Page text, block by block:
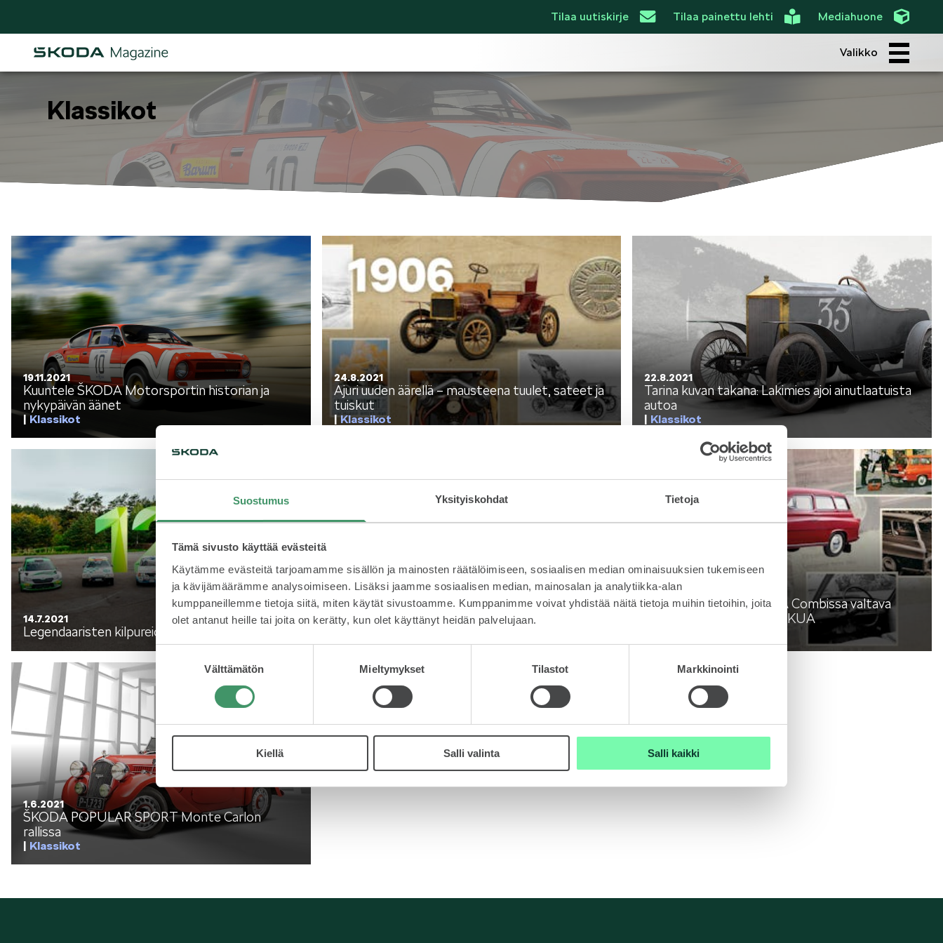
Suostumus Yksityiskohdat Tietoja
Tämä sivusto käyttää evästeitä
Käytämme evästeitä tarjoamamme sisällön ja mainosten räätälöimiseen, sosiaalisen median ominaisuuksien tukemiseen
ja kävijämäärämme analysoimiseen. Lisäksi jaamme sosiaalisen median, mainosalan ja analytiikka-alan
kumppaneillemme tietoja siitä, miten käytät sivustoamme. Kumppanimme voivat yhdistää näitä tietoja muihin tietoihin, joita
olet antanut heille tai joita on kerätty, kun olet käyttänyt heidän palvelujaan.
Suostumuksen
Välttämätön Mieltymykset Tilastot Markkinointi
Kiellä Salli valinta Salli kaikki
Tilaa uutiskirje Tilaa painettu lehti Mediahuone
Valikko
SÄHKÖAUTOILU KOEAJOSSA KAASUAUTOT KUVASSA
MEIDÄN ŠKODAMME ŠKODA 130 VUOTTA
ŠKODA MEDIASSA
SPONSOROINTI &
RALLI
Mallit
FABIA OCTAVIA SCALA
KAROQ
Klassikot
19.11.2021
Kuuntele ŠKODA Motorsportin historian ja
nykypäivän äänet
Klassikot
24.8.2021
Ajuri uuden äärellä – mausteena tuulet, sateet ja
tuiskut
Klassikot
22.8.2021
Tarina kuvan takana: Lakimies ajoi ainutlaatuista
autoa
Klassikot
14.7.2021
Legendaaristen kilpureiden ratissa
30.6.2021
ŠKODA-kerho 30 v – rakkaudesta lajiin
23.6.2021
Ensimmäisessä OCTAVIA Combissa valtava
tavaratila ja mukava NUKKUA
1.6.2021
ŠKODA POPULAR SPORT Monte Carlon
rallissa
Klassikot